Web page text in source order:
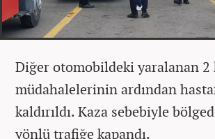
Diğer otomobildeki yaralanan
müdahalelerinin ardından
kaldırıldı. Kaza sebebiyle
yönlü trafiğe kapandı.